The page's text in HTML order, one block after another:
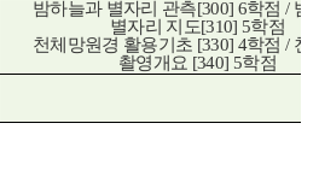
밤하늘과 별자리 관측[300] 6학점 / 밤
별자리 지도[310] 5학점
천체망원경 활용기초 [330] 4학점 / 천
촬영개요 [340] 5학점